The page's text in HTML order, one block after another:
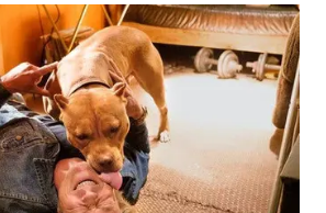
dianteiros perdem sua
na caça, a evolução tende a
economizar energia
biológico foca no crânio,